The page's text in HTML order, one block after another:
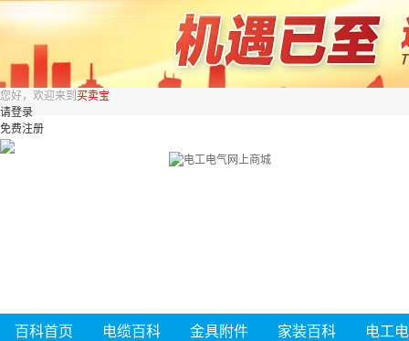
您好，欢迎来到 买卖宝
请登录
免费注册
百科首页 电缆百科 金具附件 家装百科 电工